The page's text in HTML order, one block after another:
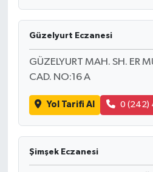
Güzelyurt Eczanesi
GÜZELYURT MAH. SH. ER
CAD. NO:16 A
Yol Tarifi Al 0 (242)
Şimşek Eczanesi